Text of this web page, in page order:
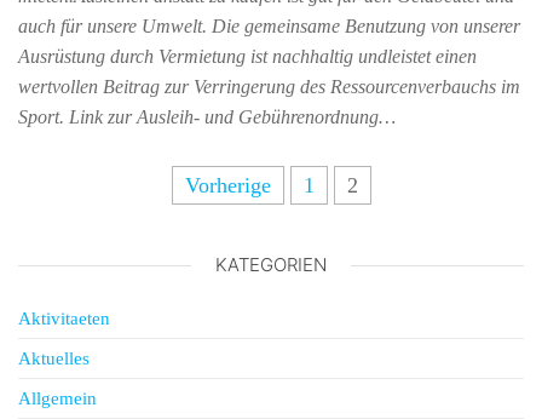
auch für unsere Umwelt. Die gemeinsame Benutzung von unserer
Ausrüstung durch Vermietung ist nachhaltig undleistet einen
wertvollen Beitrag zur Verringerung des Ressourcenverbauchs im
Sport. Link zur Ausleih- und Gebührenordnung…
Vorherige 1 2
KATEGORIEN
Aktivitaeten
Aktuelles
Allgemein